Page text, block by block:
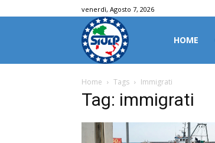
venerdì, Agosto 7, 2026
HOME
Home Tags Immigrati
Tag: immigrati